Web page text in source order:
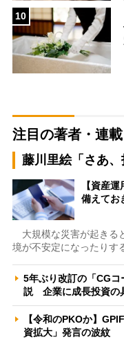
10
注目の著者・連載
藤川里絵「さあ、
【資産
備えてお
大規模な災害が起きる
境が不安定になったりす
5年ぶり改訂の「CG
説 企業に成長投資の
【令和のPKOか】
資拡大」発言の波紋